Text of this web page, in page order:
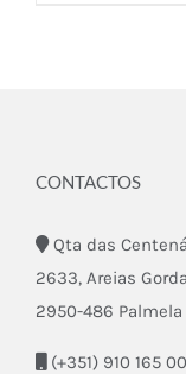
CONTACTOS
Qta das
2633, Areias
2950-486 Palmela
(+351) 910 165